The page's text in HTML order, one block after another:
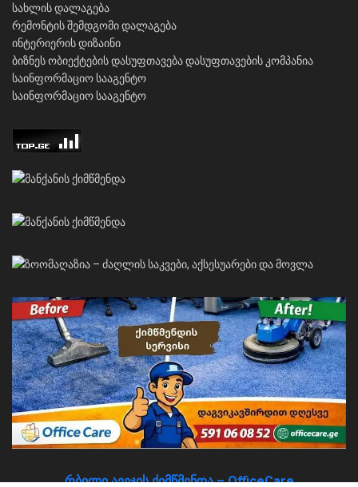
სახლის დალაგება
რემონტის შემდგომი დალაგება
ინტერიერის დიზაინი
ბიზნეს ობიექტების დასუფთავებადასუფთავების კომპანია
საინფორმაციო სააგენტო
საინფორმაციო სააგენტო
რბილი ავეჯის ქიმწმენდა – OfficeCare